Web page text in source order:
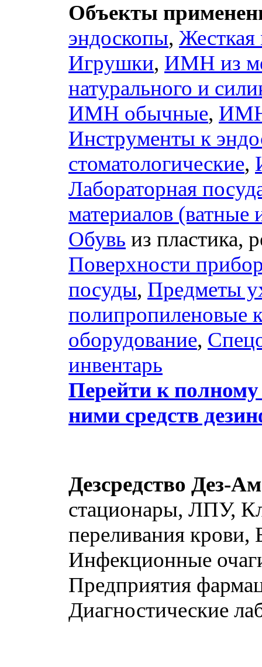
Объекты
эндоскопы, Жесткая
Игрушки, ИМН из
натурального и
ИМН обычные, ИМН
Инструменты к
стоматологические,
Лабораторная
материалов
Обувь из пластика,
Поверхности
посуды, Предметы
полипропиленовые
оборудование,
инвентарь
Перейти к
ними средств
Дезсредство Дез-
стационары, ЛПУ,
переливания крови,
Инфекционные
Предприятия
Диагностические